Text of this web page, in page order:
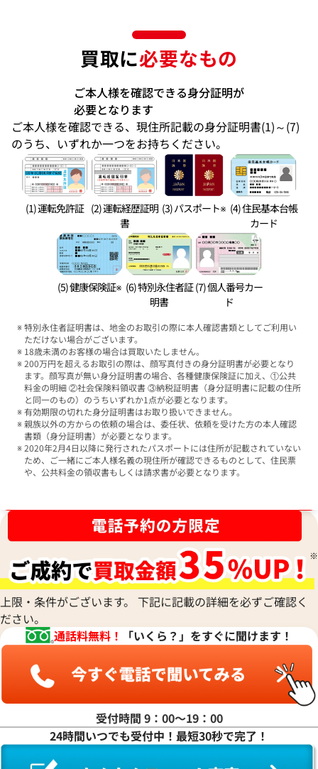
買取に必要なもの
ご本人様を確認できる身分証明が
必要となります
ご本人様を確認できる、現住所記載の身分証明書(1)～(7)
のうち、いずれか一つをお持ちください。
(1) 運転免許証 (2) 運転経歴証明
書
(3) パスポート※ (4) 住民基本台帳
カード
(5) 健康保険証※ (6) 特別永住者証
明書
(7) 個人番号カー
ド
特別永住者証明書は、地金のお取引の際に本人確認書類としてご利用い
ただけない場合がございます。
18歳未満のお客様の場合は買取いたしません。
200万円を超えるお取引の際は、顔写真付きの身分証明書が必要となり
ます。顔写真が無い身分証明書の場合、各種健康保険証に加え、①公共
料金の明細 ②社会保険料領収書 ③納税証明書（身分証明書に記載の住所
と同一のもの）のうちいずれか1点が必要となります。
有効期限の切れた身分証明書はお取り扱いできません。
親族以外の方からの依頼の場合は、委任状、依頼を受けた方の本人確認
書類（身分証明書）が必要となります。
2020年2月4日以降に発行されたパスポートには住所が記載されていない
ため、ご一緒にご本人様名義の現住所が確認できるものとして、住民票
や、公共料金の領収書もしくは請求書が必要となります。
上限・条件がございます。 下記に記載の詳細を必ずご確認く
ださい。
通話料無料！
「いくら？」をすぐに聞けます！
受付時間 9：00〜19：00
24時間いつでも受付中！最短30秒で完了！